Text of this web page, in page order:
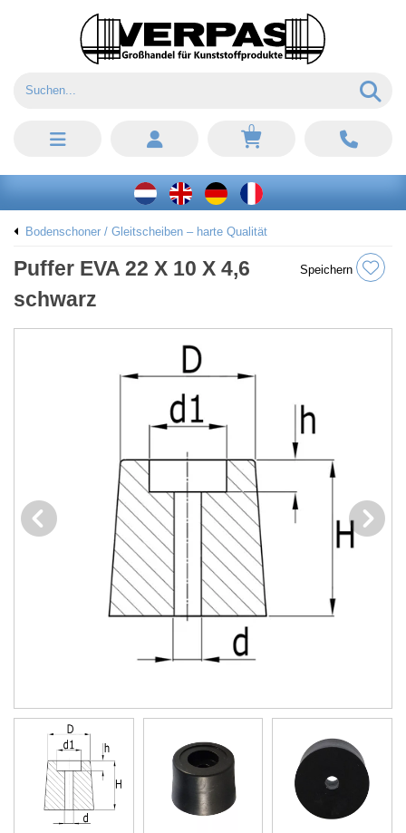
0
Bodenschoner / Gleitscheiben – harte Qualität
Puffer EVA 22 X 10 X 4,6
schwarz
Speichern